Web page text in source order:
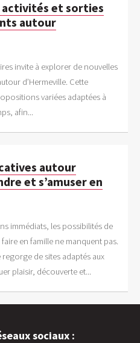
activités et sorties
autour
invite à explorer de nouvelles
d’Hermeville. Cette
variées adaptées à
afin...
autour
et s’amuser en
immédiats, les possibilités de
en famille ne manquent pas.
regorge de sites adaptés aux
plaisir, découverte et...
sociaux :